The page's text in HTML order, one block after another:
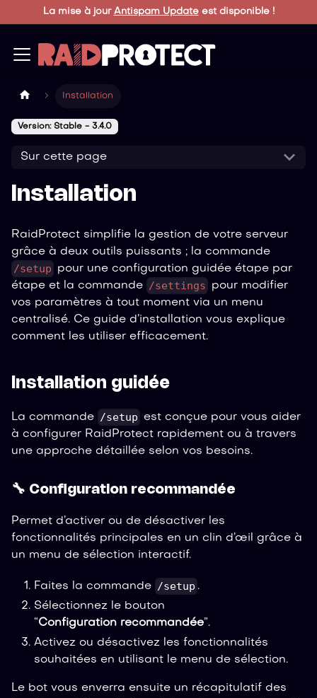
La mise à jour Antispam Updateest disponible !
Installation
Version: Stable - 3.4.0
Sur cette page
Installation
RaidProtect simplifie la gestion de votre serveur
grâce à deux outils puissants ; la commande
/setup
pour une configuration guidée étape par
étape et la commande /settings
pour modifier
vos paramètres à tout moment via un menu
centralisé. Ce guide d’installation vous explique
comment les utiliser efficacement.
Installation guidée
La commande /setup est conçue pour vous aider
à configurer RaidProtect rapidement ou à travers
une approche détaillée selon vos besoins.
🔧 Configuration recommandée
Permet d’activer ou de désactiver les
fonctionnalités principales en un clin d’œil grâce à
un menu de sélection interactif.
Faites la commande /setup .
Sélectionnez le bouton
“Configuration recommandée”.
Activez ou désactivez les fonctionnalités
souhaitées en utilisant le menu de sélection.
Le bot vous enverra ensuite un récapitulatif des